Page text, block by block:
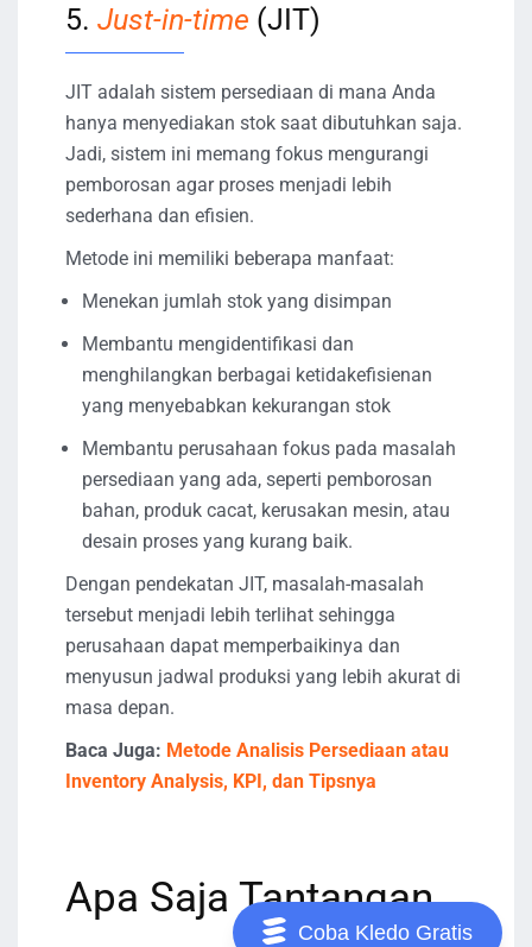
5. Just-in-time (JIT)
JIT adalah sistem persediaan di mana Anda
hanya menyediakan stok saat dibutuhkan saja.
Jadi, sistem ini memang fokus mengurangi
pemborosan agar proses menjadi lebih
sederhana dan efisien.
Metode ini memiliki beberapa manfaat:
Menekan jumlah stok yang disimpan
Membantu mengidentifikasi dan
menghilangkan berbagai ketidakefisienan
yang menyebabkan kekurangan stok
Membantu perusahaan fokus pada masalah
persediaan yang ada, seperti pemborosan
bahan, produk cacat, kerusakan mesin, atau
desain proses yang kurang baik.
Dengan pendekatan JIT, masalah-masalah
tersebut menjadi lebih terlihat sehingga
perusahaan dapat memperbaikinya dan
menyusun jadwal produksi yang lebih akurat di
masa depan.
Baca Juga: Metode Analisis Persediaan atau
Inventory Analysis, KPI, dan Tipsnya
Apa Saja Tantangan
Coba Kledo Gratis